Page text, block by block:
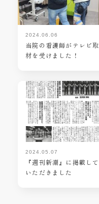
2024.06.06
当院の看護師がテレビ取
材を受けました！
2024.05.07
『週刊新潮』に掲載して
いただきました